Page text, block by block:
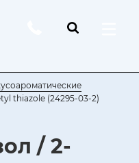
thiazole (24295-03-2)
/ 2-